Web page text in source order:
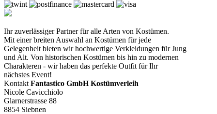
Ihr zuverlässiger Partner für alle Arten von Kostümen.
Mit einer breiten Auswahl an Kostümen für jede
Gelegenheit bieten wir hochwertige Verkleidungen für Jung
und Alt. Von historischen Kostümen bis hin zu modernen
Charakteren - wir haben das perfekte Outfit für Ihr
nächstes Event!
Kontakt Fantastico GmbH Kostümverleih
Nicole Cavicchiolo
Glarnerstrasse 88
8854 Siebnen